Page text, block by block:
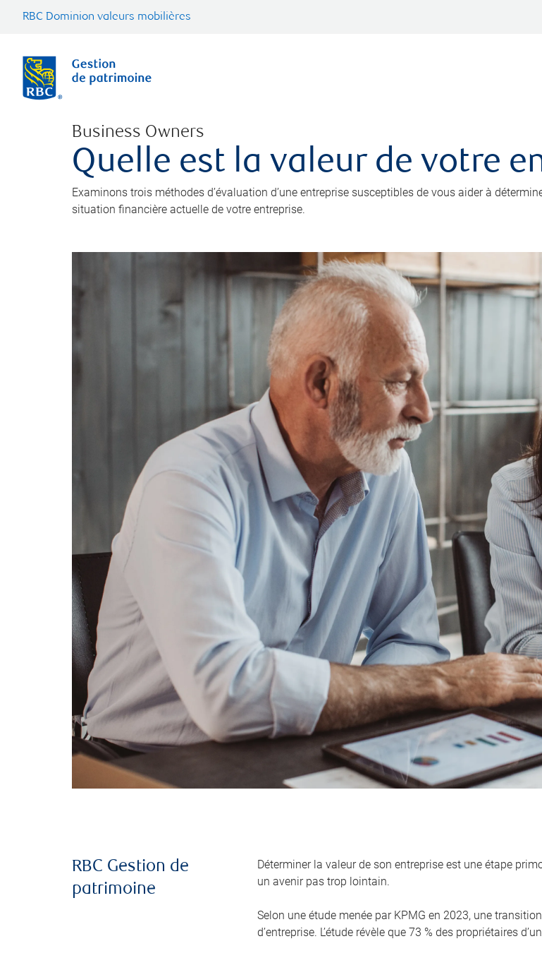
RBC Dominion valeurs mobilières
Business Owners
Quelle est la valeur de votre
Examinons trois méthodes d’évaluation d’une entreprise susceptibles de vous aider à
situation financière actuelle de votre entreprise.
RBC Gestion de
patrimoine
Déterminer la valeur de son entreprise est une étape
un avenir pas trop lointain.
Selon une étude menée par KPMG en 2023, une
d’entreprise. L’étude révèle que 73 % des propriétaires